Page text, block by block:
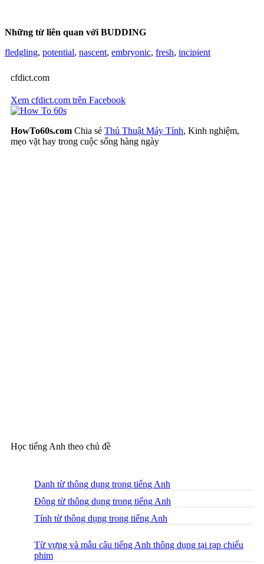
Những từ liên quan với BUDDING
fledgling, potential, nascent, embryonic, fresh, incipient
cfdict.com
Xem cfdict.com trên Facebook
HowTo60s.com Chia sẻ Thủ Thuật Máy Tính, Kinh nghiệm,
mẹo vặt hay trong cuộc sống hàng ngày
Học tiếng Anh theo chủ đề
Danh từ thông dụng trong tiếng Anh
Động từ thông dụng trong tiếng Anh
Tính từ thông dụng trong tiếng Anh
Từ vựng và mẫu câu tiếng Anh thông dụng tại rạp chiếu
phim